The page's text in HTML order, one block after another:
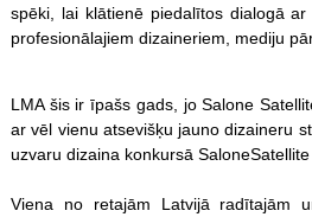
spēki, lai klātienē piedalītos dialogā ar
profesionālajiem dizaineriem, mediju
LMA šis ir īpašs gads, jo Salone
ar vēl vienu atsevišķu jauno dizaineru
uzvaru dizaina konkursā SaloneSatellite
Viena no retajām Latvijā radītajām